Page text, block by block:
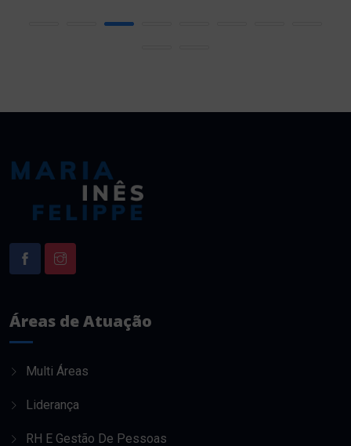
Áreas de Atuação
Multi Áreas
Liderança
RH E Gestão De Pessoas